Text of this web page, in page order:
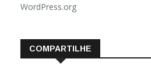
WordPress.org
COMPARTILHE